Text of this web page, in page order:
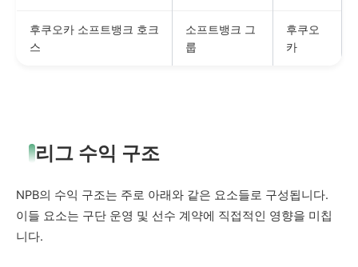
후쿠오카 소프트뱅크 호크
스
소프트뱅크 그
룹
후쿠오
카
리그 수익 구조
NPB의 수익 구조는 주로 아래와 같은 요소들로 구성됩니다.
이들 요소는 구단 운영 및 선수 계약에 직접적인 영향을 미칩
니다.